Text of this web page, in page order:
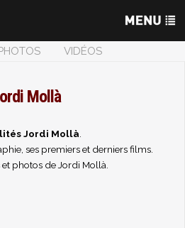
VIDÉOS
Mollà
Jordi Mollà
ses premiers et derniers films.
photos de Jordi Mollà.